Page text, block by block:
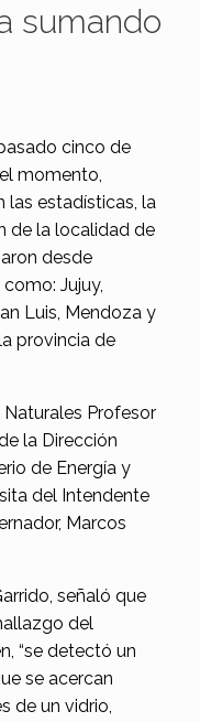
sumando
cinco de
momento,
las estadísticas, la
de la localidad de
desde
Jujuy,
Luis, Mendoza y
provincia de
Naturales Profesor
la Dirección
de Energía y
del Intendente
Marcos
señaló que
del
“se detectó un
se acercan
de un vidrio,